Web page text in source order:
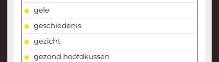
gele
geschiedenis
gezicht
gezond hoofdkussen